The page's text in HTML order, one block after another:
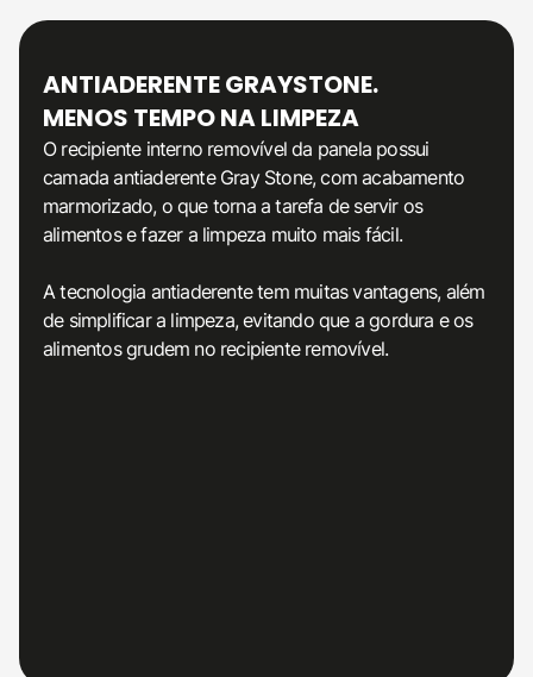
ANTIADERENTEGRAYSTONE.
MENOS TEMPO NA LIMPEZA
O recipiente interno removível da panela possui
camada antiaderente Gray Stone, com acabamento
marmorizado, o que torna a tarefa de servir os
alimentos e fazer a limpeza muito mais fácil.
A tecnologia antiaderente tem muitas vantagens, além
de simplificar a limpeza, evitando que a gordura e os
alimentos grudem no recipiente removível.